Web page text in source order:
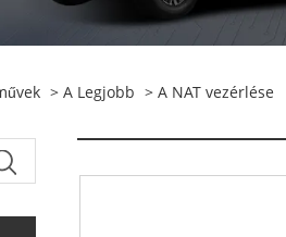
> A Legjobb > A NAT vezérlése